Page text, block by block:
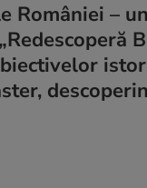
României –